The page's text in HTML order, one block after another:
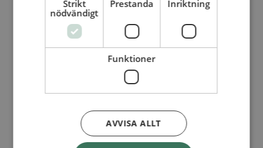
Akademi för Ledarskap och Teologi
Mullsjö folkhögskola
Apg29
BibelVinter 2.0
Missionsinspiratören
Fortbildning för pastorer 2026
Kontakt
Kalender
Lediga tjänster
Strikt
nödvändigt
Prestanda Inriktning
Funktioner
AVVISA ALLT